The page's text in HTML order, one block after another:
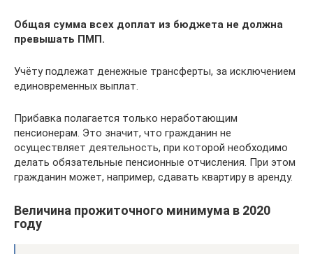
Общая сумма всех доплат из бюджета не должна
превышать ПМП.
Учёту подлежат денежные трансферты, за исключением
единовременных выплат.
Прибавка полагается только неработающим
пенсионерам. Это значит, что гражданин не
осуществляет деятельность, при которой необходимо
делать обязательные пенсионные отчисления. При этом
гражданин может, например, сдавать квартиру в аренду.
Величина прожиточного минимума в 2020
году